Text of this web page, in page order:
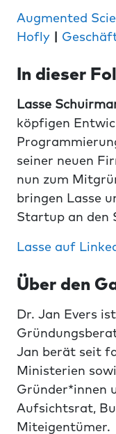
Augmented
Hofly |
In dieser
Lasse
köpfigen
seiner neuen
nun zum
bringen Lasse
Startup an den
Lasse auf
Über den
Dr. Jan Evers
Jan berät seit
Ministerien
Gründer*innen
Aufsichtsrat,
Miteigentümer.